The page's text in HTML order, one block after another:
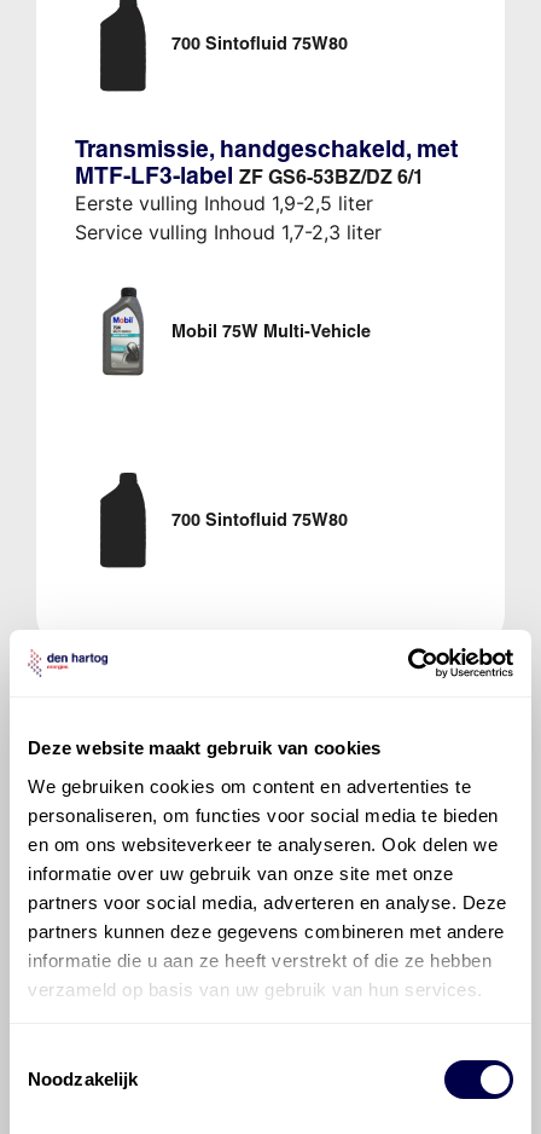
Deze website maakt gebruik van cookies
We gebruiken cookies om content en advertenties te
personaliseren, om functies voor social media te bieden
en om ons websiteverkeer te analyseren. Ook delen we
informatie over uw gebruik van onze site met onze
partners voor social media, adverteren en analyse. Deze
partners kunnen deze gegevens combineren met andere
informatie die u aan ze heeft verstrekt of die ze hebben
verzameld op basis van uw gebruik van hun services.
Noodzakelijk
700 Sintofluid 75W80
Transmissie, handgeschakeld, met
MTF-LF3-label ZF GS6-53BZ/DZ 6/1
Eerste vulling Inhoud 1,9-2,5 liter
Service vulling Inhoud 1,7-2,3 liter
Mobil 75W Multi-Vehicle
700 Sintofluid 75W80
de BMW 5-serie
Welke motorolie adviseert Den Hartog
voor de BMW 5-serie 550i?
Hoeveel motorolie gaat er in een BMW
5-serie?